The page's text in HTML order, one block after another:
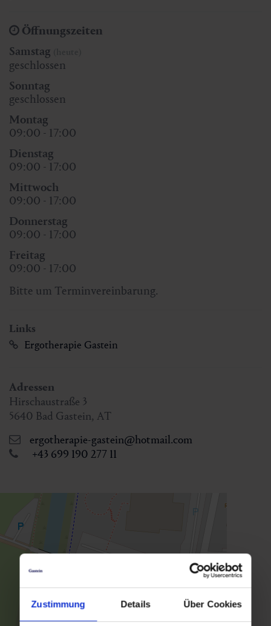
Zustimmung Details Über Cookies
Öffnungszeiten
Samstag
geschlossen
Sonntag
geschlossen
Montag
09:00 - 17:00
Dienstag
09:00 - 17:00
Mittwoch
09:00 - 17:00
Donnerstag
09:00 - 17:00
Freitag
09:00 - 17:00
Bitte um Terminvereinbarung.
Links
Ergotherapie Gastein
Adressen
Hirschaustraße 3
5640 Bad Gastein, AT
ergotherapie-gastein@hotmail.com
+43 699 190 277 11